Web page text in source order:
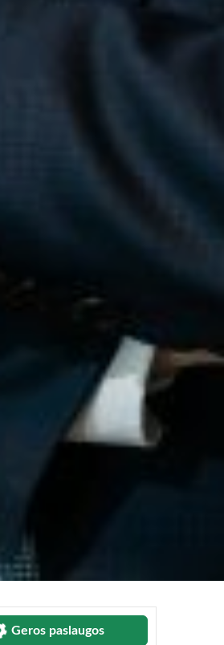
Geros paslaugos